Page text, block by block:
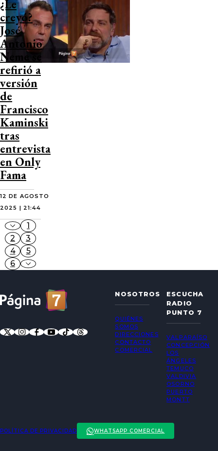
¿Le
creyó?
José
Antonio
Neme se
refirió a
versión
de
Francisco
Kaminski
tras
entrevista
en Only
Fama
12 DE AGOSTO
2025 | 21:44
1
2
3
4
5
6
NOSOTROS
QUIÉNES
SOMOS
DIRECCIONES
CONTACTO
COMERCIAL
ESCUCHA
RADIO
PUNTO 7
VALPARAÍSO
CONCEPCIÓN
LOS
ÁNGELES
TEMUCO
VALDIVIA
OSORNO
PUERTO
MONTT
POLÍTICA DE PRIVACIDAD WHATSAPP COMERCIAL